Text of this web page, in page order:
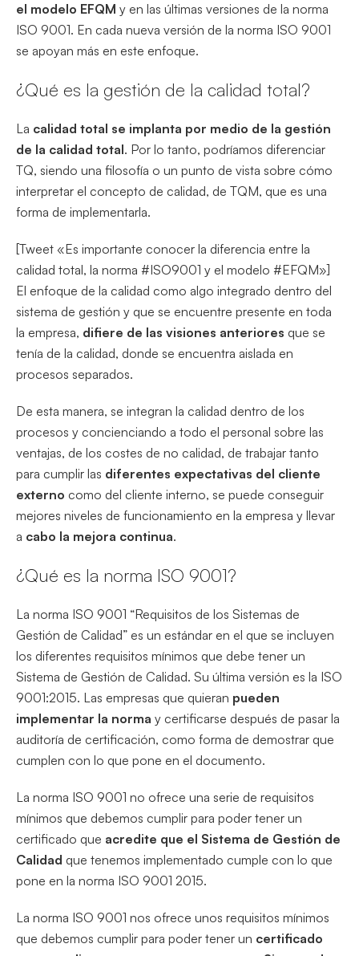
el modelo EFQM y en las últimas versiones de la norma
ISO 9001. En cada nueva versión de la norma ISO 9001
se apoyan más en este enfoque.
¿Qué es la gestión de la calidad total?
La calidad total se implanta por medio de la gestión
de la calidad total. Por lo tanto, podríamos diferenciar
TQ, siendo una filosofía o un punto de vista sobre cómo
interpretar el concepto de calidad, de TQM, que es una
forma de implementarla.
[Tweet «Es importante conocer la diferencia entre la
calidad total, la norma #ISO9001 y el modelo #EFQM»]
El enfoque de la calidad como algo integrado dentro del
sistema de gestión y que se encuentre presente en toda
la empresa, difiere de las visiones anteriores que se
tenía de la calidad, donde se encuentra aislada en
procesos separados.
De esta manera, se integran la calidad dentro de los
procesos y concienciando a todo el personal sobre las
ventajas, de los costes de no calidad, de trabajar tanto
para cumplir las diferentes expectativas del cliente
externo como del cliente interno, se puede conseguir
mejores niveles de funcionamiento en la empresa y llevar
a cabo la mejora continua.
¿Qué es la norma ISO 9001?
La norma ISO 9001 “Requisitos de los Sistemas de
Gestión de Calidad” es un estándar en el que se incluyen
los diferentes requisitos mínimos que debe tener un
Sistema de Gestión de Calidad. Su última versión es la ISO
9001:2015. Las empresas que quieran pueden
implementar la norma y certificarse después de pasar la
auditoría de certificación, como forma de demostrar que
cumplen con lo que pone en el documento.
La norma ISO 9001 no ofrece una serie de requisitos
mínimos que debemos cumplir para poder tener un
certificado que acredite que el Sistema de Gestión de
Calidad que tenemos implementado cumple con lo que
pone en la norma ISO 9001 2015.
La norma ISO 9001 nos ofrece unos requisitos mínimos
que debemos cumplir para poder tener un certificado